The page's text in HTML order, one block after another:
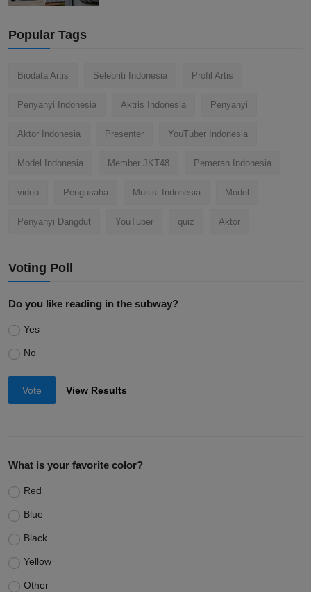
Popular Tags
Biodata Artis Selebriti Indonesia Profil Artis
Penyanyi Indonesia Aktris Indonesia Penyanyi
Aktor Indonesia Presenter YouTuber Indonesia
Model Indonesia Member JKT48 Pemeran Indonesia
video Pengusaha Musisi Indonesia Model
Penyanyi Dangdut YouTuber quiz Aktor
Voting Poll
Do you like reading in the subway?
Yes
No
Vote View Results
What is your favorite color?
Red
Blue
Black
Yellow
Other